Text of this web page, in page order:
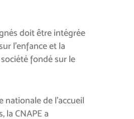
doit être intégrée
l’enfance et la
fondé sur le
nationale de l’accueil
la CNAPE a